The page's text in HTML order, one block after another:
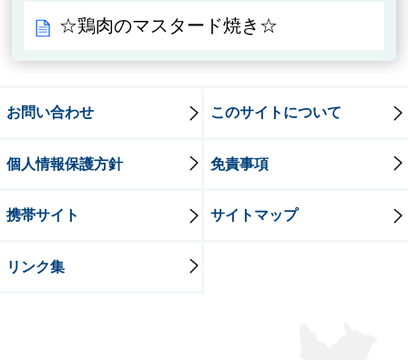
☆鶏肉のマスタード焼き☆
お問い合わせ このサイトについて
個人情報保護方針 免責事項
携帯サイト サイトマップ
リンク集